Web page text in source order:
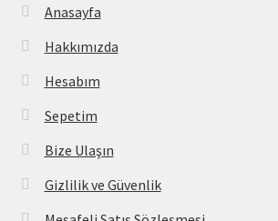
Anasayfa
Hakkımızda
Hesabım
Sepetim
Bize Ulaşın
Gizlilik ve Güvenlik